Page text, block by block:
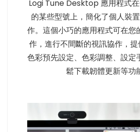
Logi Tune Desktop 應用程式
的某些型號上，簡化了個人裝
作。這個小巧的應用程式可在您
作，進行不間斷的視訊協作，提
色彩預先設定、色彩調整、設定
鬆下載韌體更新等功